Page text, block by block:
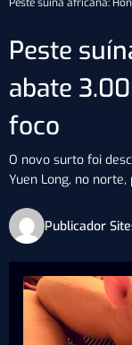
Peste
abate
foco
O novo surto foi
Yuen Long, no
Publicador